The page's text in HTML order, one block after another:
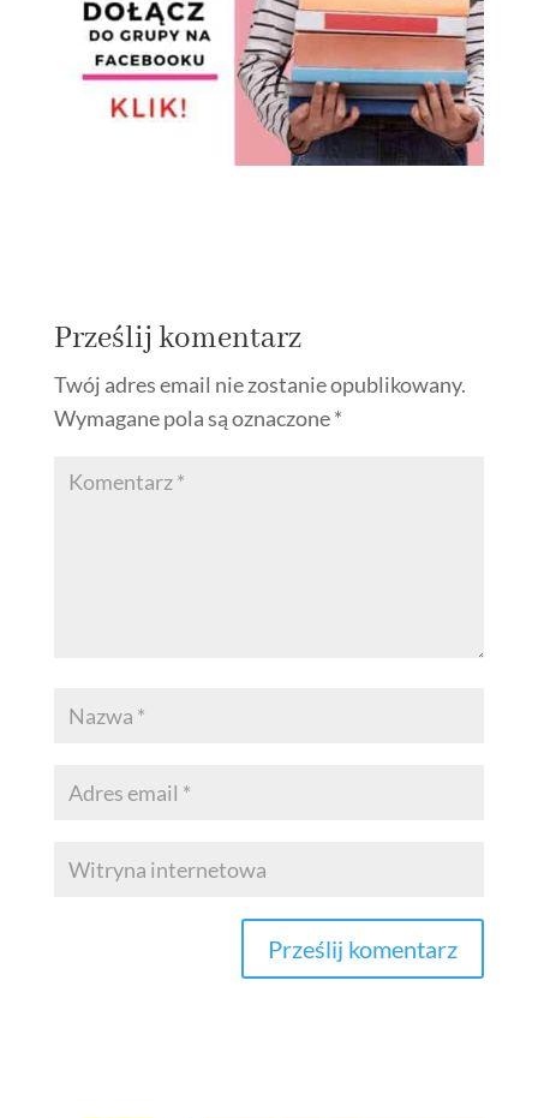
Prześlij komentarz
Twój adres email nie zostanie opublikowany.
Wymagane pola są oznaczone*